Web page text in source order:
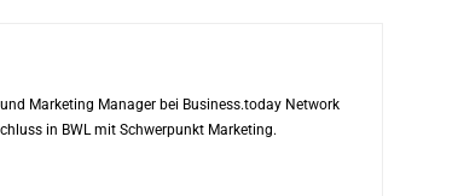
Marketing Manager bei Business.today Network
in BWL mit Schwerpunkt Marketing.